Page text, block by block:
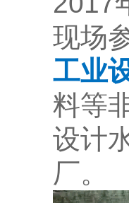
现场
工业
料等
设计
厂。